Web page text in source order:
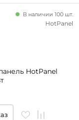
HotPanel
В наличии 100 шт.
HotPanel